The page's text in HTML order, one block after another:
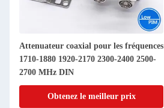
Attenuateur coaxial pour les fréquences
1710-1880 1920-2170 2300-2400 2500-
2700 MHz DIN
Obtenez le meilleur prix